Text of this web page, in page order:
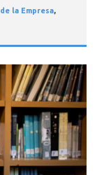
la Empresa,